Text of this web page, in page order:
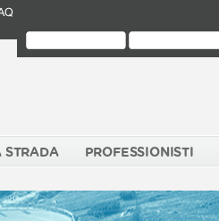
STRADA PROFESSIONISTI